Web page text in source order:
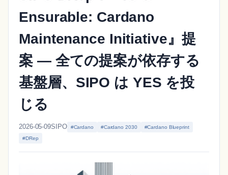
Ensurable: Cardano
Maintenance Initiative』提
案 ― 全ての提案が依存する
基盤層、SIPO は YES を投
じる
2026-05-09SIPO #Cardano #Cardano 2030
#Cardano Blueprint
#DRep